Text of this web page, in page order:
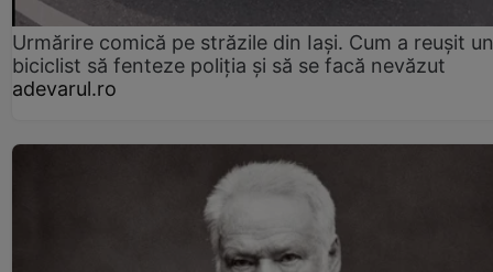
Urmărire comică pe străzile din Iași. Cum a reușit un
biciclist să fenteze poliția și să se facă nevăzut
adevarul.ro